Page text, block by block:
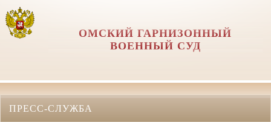
ОМСКИЙ ГАРНИЗОННЫЙ
ВОЕННЫЙ СУД
ПРЕСС-СЛУЖБА